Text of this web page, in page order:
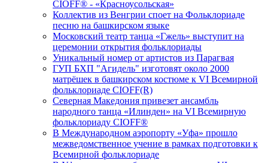
CIOFF®️ - «Красноусольская»
Коллектив из Венгрии споет на Фольклориаде
песню на башкирском языке
Московский театр танца «Гжель» выступит на
церемонии открытия фольклориады
Уникальный номер от артистов из Парагвая
ГУП БХП "Агидель" изготовят около 2000
матрёшек в башкирском костюме к VI Всемирной
фольклориаде CIOFF(R)
Северная Македония привезет ансамбль
народного танца «Илинден» на VI Всемирную
фольклориаду CIOFF®️
В Международном аэропорту «Уфа» прошло
межведомственное учение в рамках подготовки к
Всемирной фольклориаде